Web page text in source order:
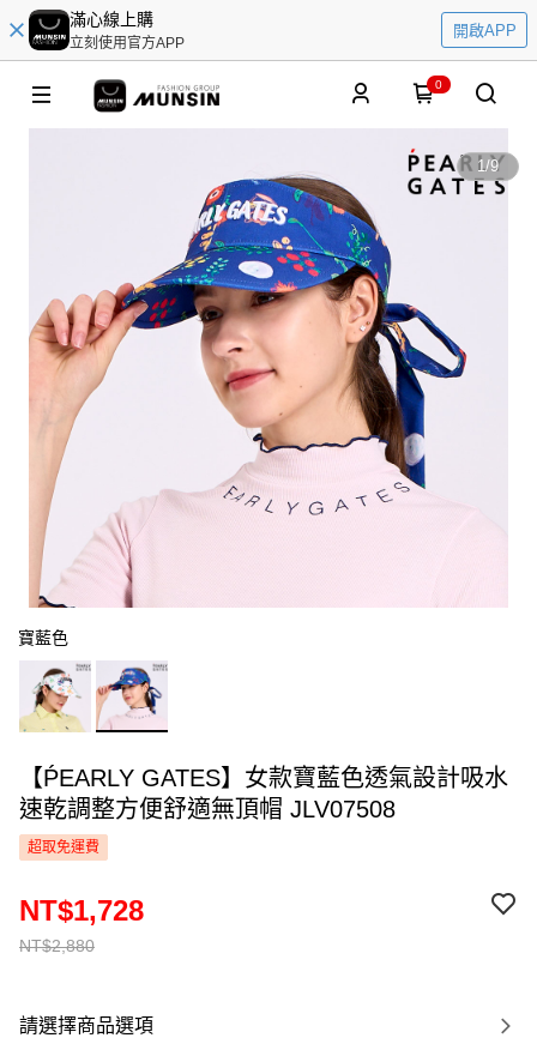
滿心線上購
立刻使用官方APP
開啟APP
0
1/9
寶藍色
【ṔEARLY GATES】女款寶藍色透氣設計吸水
速乾調整方便舒適無頂帽 JLV07508
超取免運費
NT$2,880
NT$1,728
請選擇商品選項